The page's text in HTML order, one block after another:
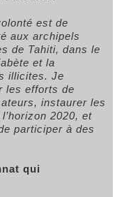
est de
aux archipels
de Tahiti, dans le
et la
illicites. Je
les efforts de
instaurer les
2020, et
participer à des
qui